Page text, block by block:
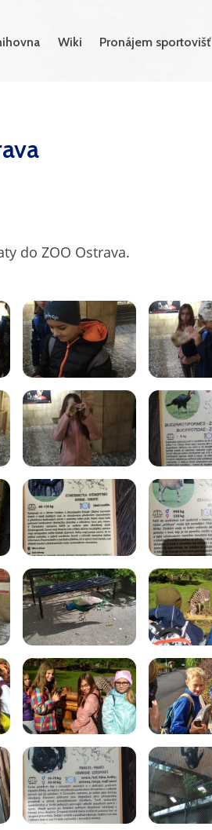
Wiki Pronájem sportovišť
do ZOO Ostrava.